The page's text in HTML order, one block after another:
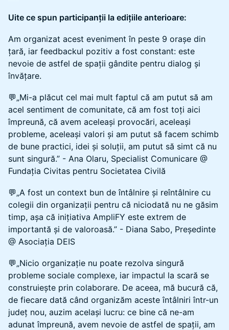
Uite ce spun participanții la edițiile anterioare:
Am organizat acest eveniment în peste 9 orașe din
țară, iar feedbackul pozitiv a fost constant: este
nevoie de astfel de spații gândite pentru dialog și
învățare.
💬„Mi-a plăcut cel mai mult faptul că am putut să am
acel sentiment de comunitate, că am fost toți aici
împreună, că avem aceleași provocări, aceleași
probleme, aceleași valori și am putut să facem schimb
de bune practici, idei și soluții, am putut să simt că nu
sunt singură.” - Ana Olaru, Specialist Comunicare @
Fundația Civitas pentru Societatea Civilă
💬„A fost un context bun de întâlnire și reîntâlnire cu
colegii din organizații pentru că niciodată nu ne găsim
timp, așa că inițiativa AmpliFY este extrem de
importantă și de valoroasă.” - Diana Sabo, Președinte
@ Asociația DEIS
💬„Nicio organizație nu poate rezolva singură
probleme sociale complexe, iar impactul la scară se
construiește prin colaborare. De aceea, mă bucură că,
de fiecare dată când organizăm aceste întâlniri într-un
județ nou, auzim același lucru: ce bine că ne-am
adunat împreună, avem nevoie de astfel de spații, am